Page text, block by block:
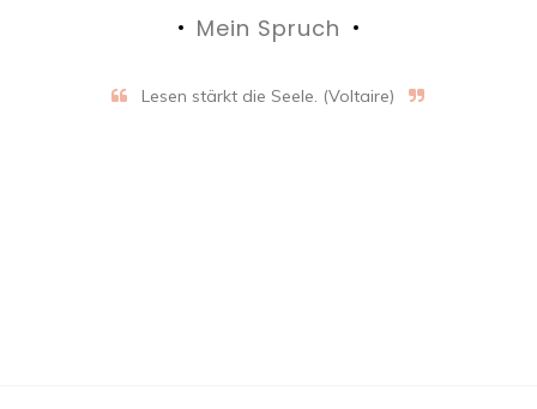
Mein Spruch
Lesen stärkt die Seele. (Voltaire)